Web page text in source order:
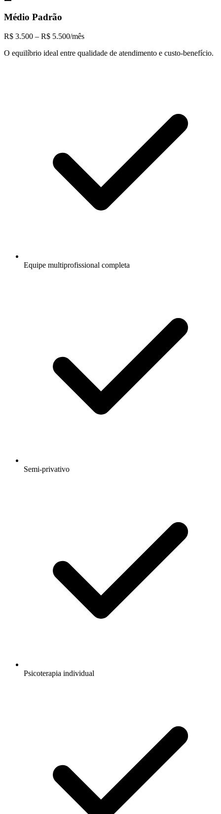
Médio Padrão
R$ 3.500 – R$ 5.500/mês
O equilíbrio ideal entre qualidade de atendimento e custo-benefício.
Equipe multiprofissional completa
Semi-privativo
Psicoterapia individual